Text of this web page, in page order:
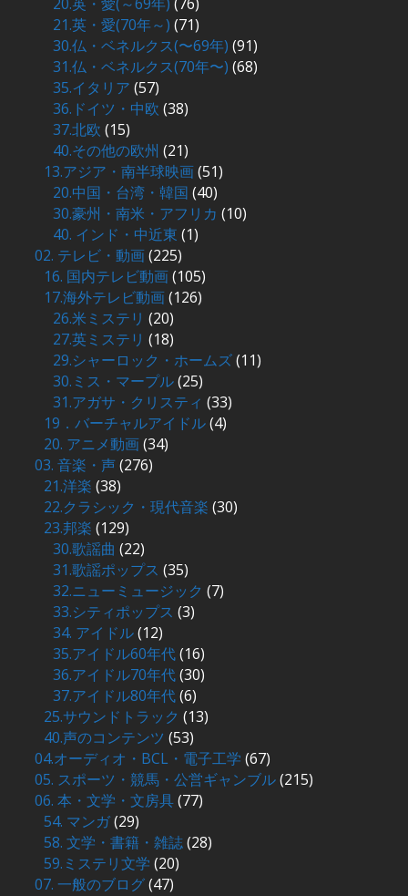
20.英・愛(～69年) (76)
21.英・愛(70年～) (71)
30.仏・ベネルクス(〜69年) (91)
31.仏・ベネルクス(70年〜) (68)
35.イタリア (57)
36.ドイツ・中欧 (38)
37.北欧 (15)
40.その他の欧州 (21)
13.アジア・南半球映画(51)
20.中国・台湾・韓国 (40)
30.豪州・南米・アフリカ (10)
40. インド・中近東 (1)
02. テレビ・動画(225)
16. 国内テレビ動画(105)
17.海外テレビ動画(126)
26.米ミステリ (20)
27.英ミステリ (18)
29.シャーロック・ホームズ(11)
30.ミス・マープル(25)
31.アガサ・クリスティ (33)
19．バーチャルアイドル(4)
20. アニメ動画(34)
03. 音楽・声(276)
21.洋楽 (38)
22.クラシック・現代音楽 (30)
23.邦楽 (129)
30.歌謡曲 (22)
31.歌謡ポップス (35)
32.ニューミュージック (7)
33.シティポップス (3)
34. アイドル(12)
35.アイドル60年代(16)
36.アイドル70年代(30)
37.アイドル80年代(6)
25.サウンドトラック (13)
40.声のコンテンツ (53)
04.オーディオ・BCL・電子工学 (67)
05. スポーツ・競馬・公営ギャンブル(215)
06. 本・文学・文房具(77)
54. マンガ(29)
58. 文学・書籍・雑誌(28)
59.ミステリ文学 (20)
07. 一般のブログ(47)